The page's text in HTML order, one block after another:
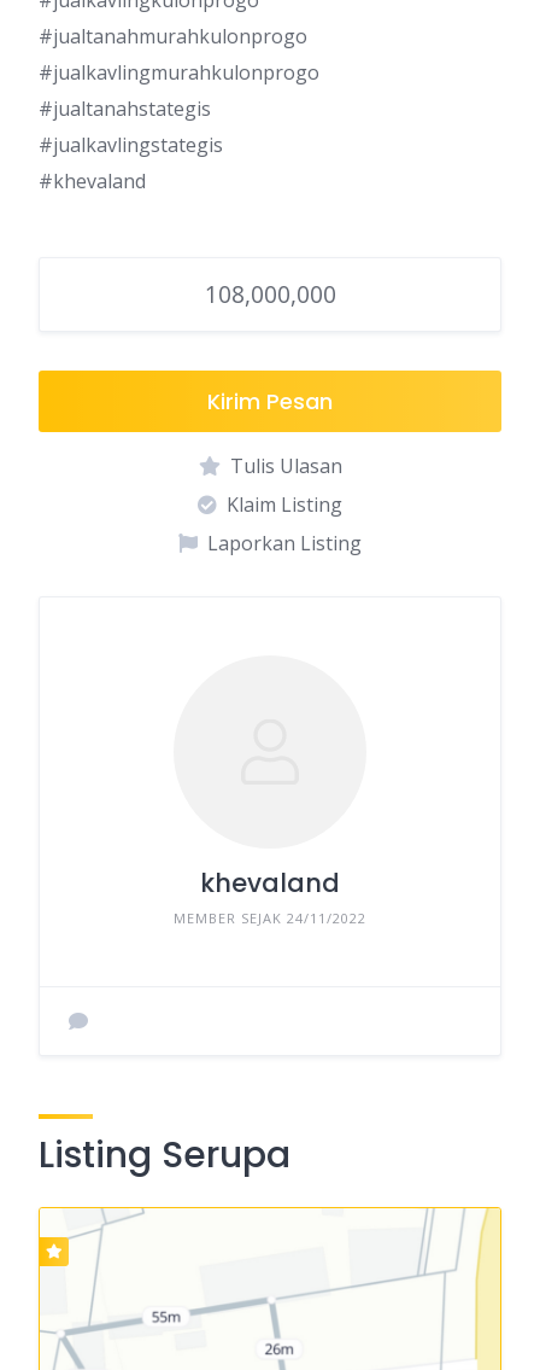
#jualtanahmurahkulonprogo
#jualkavlingmurahkulonprogo
#jualtanahstategis
#jualkavlingstategis
#khevaland
108,000,000
Kirim Pesan
Tulis Ulasan
Klaim Listing
Laporkan Listing
khevaland
MEMBER SEJAK 24/11/2022
Listing Serupa